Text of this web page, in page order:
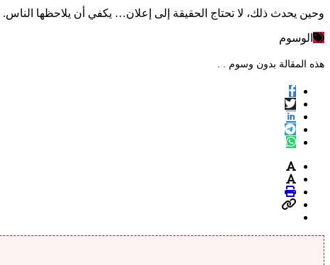
وحين يحدث ذلك، لا تحتاج الحقيقة إلى إعلان… يكفي أن يلاحظها الناس.
الوسوم
هذه المقالة بدون وسوم . .